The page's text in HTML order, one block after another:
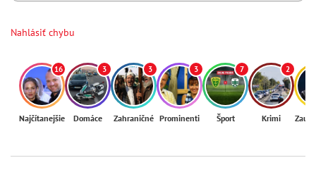
Nahlásiť chybu
16
Najčítanejšie
3
Domáce
3
Zahraničné
3
Prominenti
7
Šport
2
Krimi